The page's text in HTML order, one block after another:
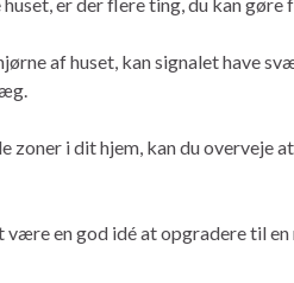
af huset, kan signalet have
i dit hjem, kan du
en god idé at opgradere til